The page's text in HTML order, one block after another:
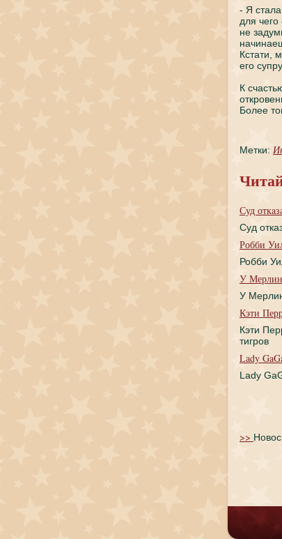
- Я
для
не
Кстати,
его
К
Более
Метки:
Суд
Суд
Робби
Робби
У
У
Кэти
Кэти
тигров
Lady
Lady
>>